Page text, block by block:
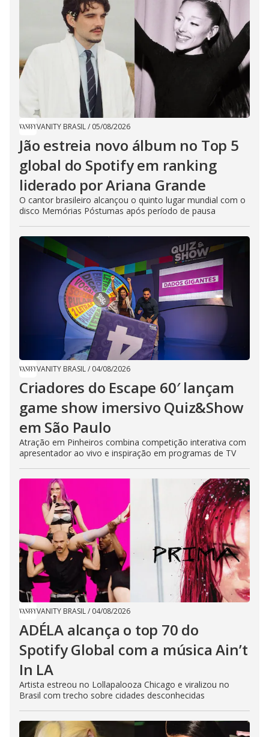
VANITY BRASIL/ 05/08/2026
Jão estreia novo álbum no Top 5
global do Spotify em ranking
liderado por Ariana Grande
O cantor brasileiro alcançou o quinto lugar mundial com o
disco Memórias Póstumas após período de pausa
VANITY BRASIL/ 04/08/2026
Criadores do Escape 60′ lançam
game show imersivo Quiz&Show
em São Paulo
Atração em Pinheiros combina competição interativa com
apresentador ao vivo e inspiração em programas de TV
VANITY BRASIL/ 04/08/2026
ADÉLA alcança o top 70 do
Spotify Global com a música Ain’t
In LA
Artista estreou no Lollapalooza Chicago e viralizou no
Brasil com trecho sobre cidades desconhecidas